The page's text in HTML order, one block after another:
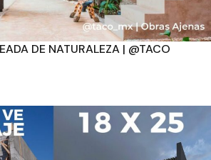
DE NATURALEZA | @TACO
Aplicar filtros